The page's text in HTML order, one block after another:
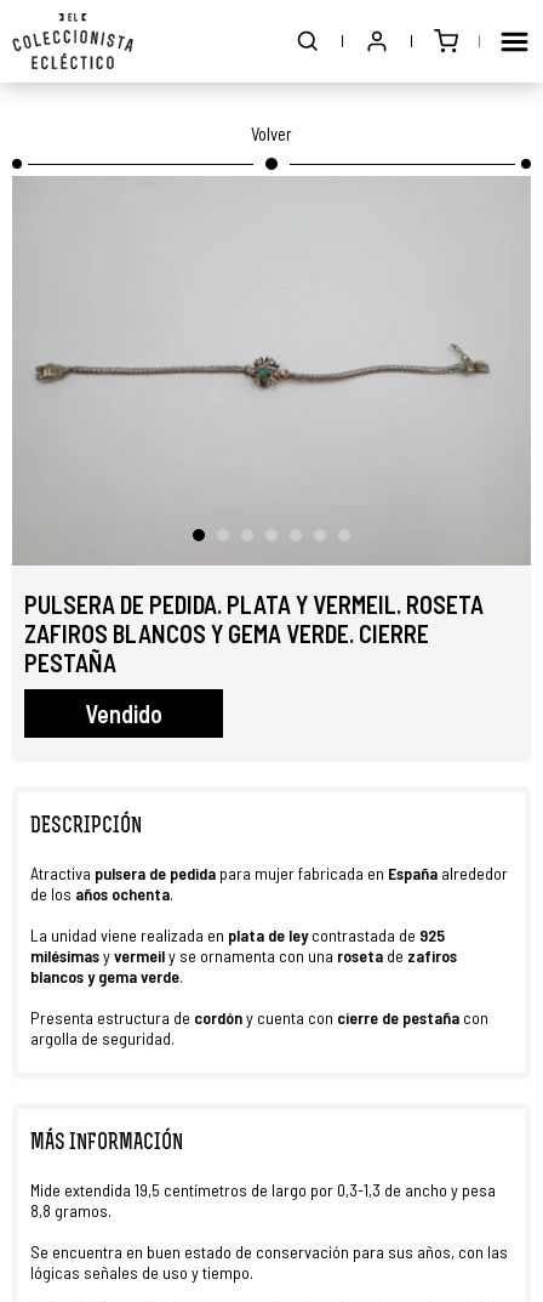
Volver
PULSERA DE PEDIDA. PLATA Y VERMEIL. ROSETA
ZAFIROS BLANCOS Y GEMA VERDE. CIERRE
PESTAÑA
Vendido
DESCRIPCIÓN
Atractiva pulsera de pedida para mujer fabricada en España alrededor
de los años ochenta.
La unidad viene realizada en plata de leycontrastada de 925
milésimasyvermeily se ornamenta con una roseta de zafiros
blancos y gema verde.
Presenta estructura de cordóny cuenta con cierre de pestaña con
argolla de seguridad.
MÁS INFORMACIÓN
Mide extendida 19,5 centímetros de largo por 0,3-1,3 de ancho y pesa
8,8 gramos.
Se encuentra en buen estado de conservación para sus años, con las
lógicas señales de uso y tiempo.